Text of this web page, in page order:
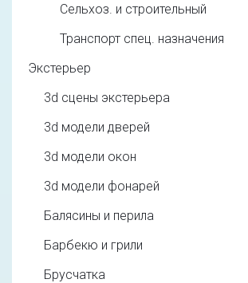
Сельхоз. и строительный
Транспорт спец. назначения
Экстерьер
3d cцены экстерьера
3d модели дверей
3d модели окон
3d модели фонарей
Балясины и перила
Барбекю и грили
Брусчатка